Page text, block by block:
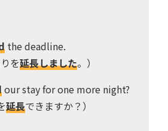
the deadline.
を延長しました。）
our stay for one more night?
延長できますか？）